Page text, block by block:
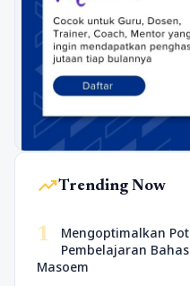
trending_upTrending Now
1
Mengoptimalkan
Pembelajaran
Masoem